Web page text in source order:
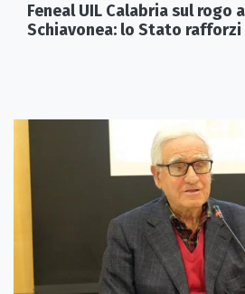
Feneal UIL Calabria sul rogo
Schiavonea: lo Stato